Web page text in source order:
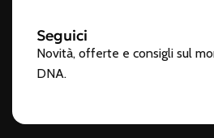
Seguici
Novità, offerte e consigli sul
DNA.